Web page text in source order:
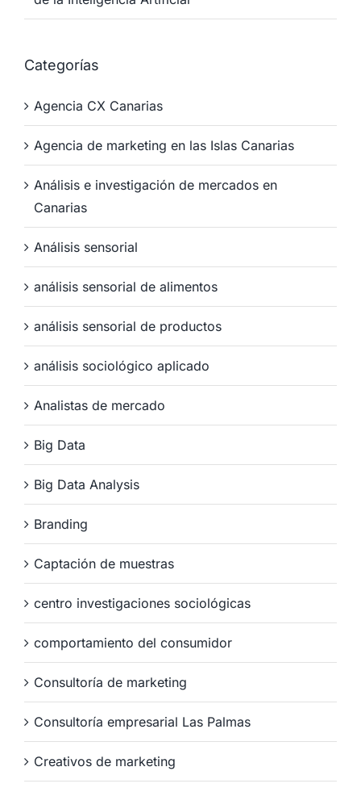
Categorías
Agencia CX Canarias
Agencia de marketing en las Islas Canarias
Análisis e investigación de mercados en
Canarias
Análisis sensorial
análisis sensorial de alimentos
análisis sensorial de productos
análisis sociológico aplicado
Analistas de mercado
Big Data
Big Data Analysis
Branding
Captación de muestras
centro investigaciones sociológicas
comportamiento del consumidor
Consultoría de marketing
Consultoría empresarial Las Palmas
Creativos de marketing